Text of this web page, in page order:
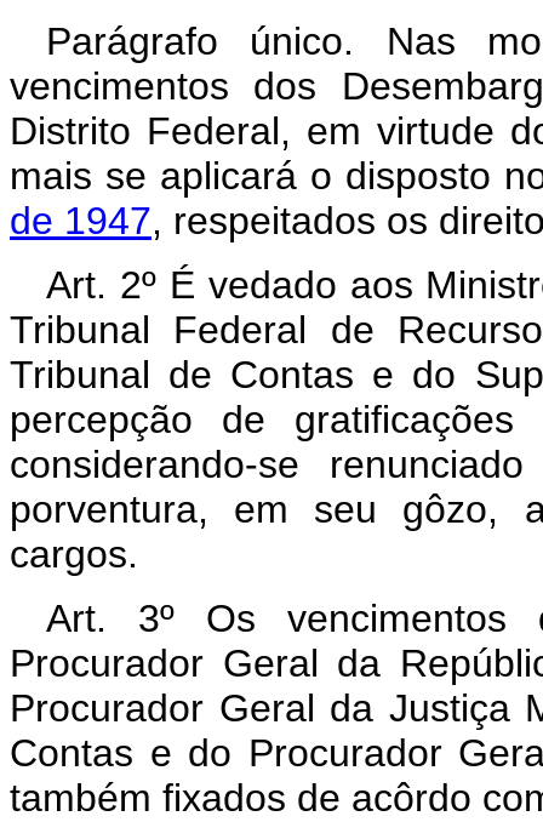
Parágrafo único. Nas
vencimentos dos
Distrito Federal, em virtude
mais se aplicará o disposto
de 1947, respeitados os
Art. 2º É vedado aos
Tribunal Federal de
Tribunal de Contas e do
percepção de
considerando-se
porventura, em seu gôzo,
cargos.
Art. 3º Os
Procurador Geral da
Procurador Geral da Justiça
Contas e do Procurador
também fixados de acôrdo